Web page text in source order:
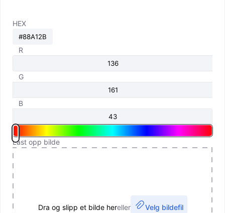
HEX
R
G
B
Last opp bilde
Dra og slipp et bilde hereller Velg bildefil